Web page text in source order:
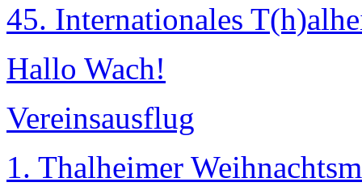
45. Internationales
Hallo Wach!
Vereinsausflug
1. Thalheimer